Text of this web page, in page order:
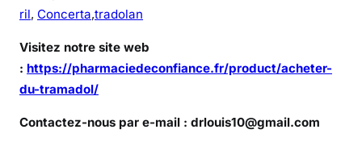
ril, Concerta,tradolan
Visitez notre site web
: https://pharmaciedeconfiance.fr/product/acheter-
du-tramadol/
Contactez-nous par e-mail : drlouis10@gmail.com